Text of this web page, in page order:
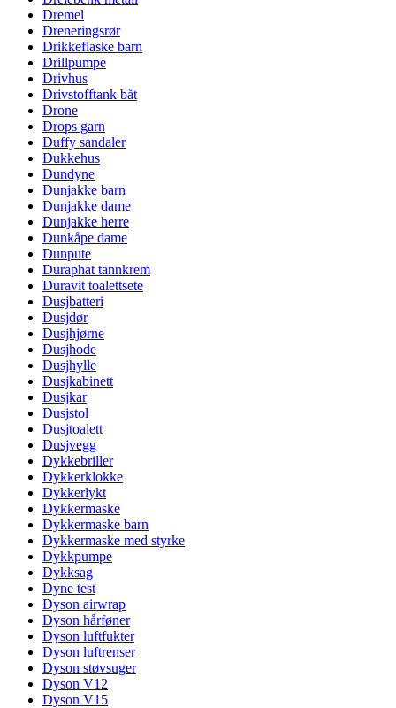
Dremel
Dreneringsrør
Drikkeflaske barn
Drillpumpe
Drivhus
Drivstofftank båt
Drone
Drops garn
Duffy sandaler
Dukkehus
Dundyne
Dunjakke barn
Dunjakke dame
Dunjakke herre
Dunkåpe dame
Dunpute
Duraphat tannkrem
Duravit toalettsete
Dusjbatteri
Dusjdør
Dusjhjørne
Dusjhode
Dusjhylle
Dusjkabinett
Dusjkar
Dusjstol
Dusjtoalett
Dusjvegg
Dykkebriller
Dykkerklokke
Dykkerlykt
Dykkermaske
Dykkermaske barn
Dykkermaske med styrke
Dykkpumpe
Dykksag
Dyne test
Dyson airwrap
Dyson hårføner
Dyson luftfukter
Dyson luftrenser
Dyson støvsuger
Dyson V12
Dyson V15